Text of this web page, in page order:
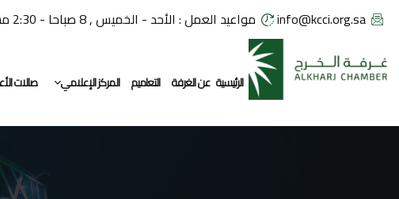
info@kcci.org.sa مواعيد العمل : الأحد - الخميس , 8 صباحا - 2:30 مساء
الرئيسية عن الغرفة التعاميم المركز الإعلامي صالات